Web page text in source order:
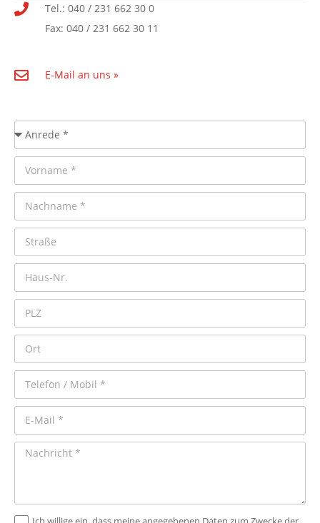
Tel.: 040 / 231 662 30 0
Fax: 040 / 231 662 30 11
E-Mail an uns »